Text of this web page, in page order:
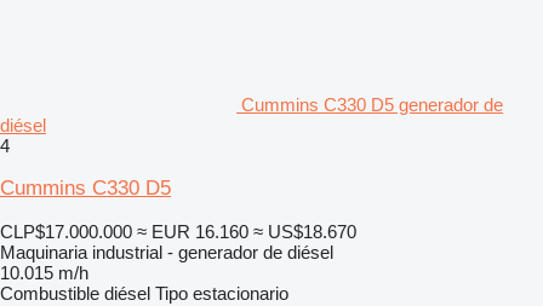
Cummins C330 D5 generador de
diésel
4
Cummins C330 D5
CLP$17.000.000 ≈ EUR 16.160 ≈ US$18.670
Maquinaria industrial - generador de diésel
10.015 m/h
Combustible diésel Tipo estacionario